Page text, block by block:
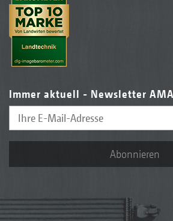
Immer aktuell - Newsletter
Abonnieren